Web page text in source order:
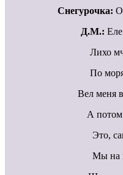
Снегурочка:
Д.М.:
Лихо
По
Вел меня
А
Это,
Мы на